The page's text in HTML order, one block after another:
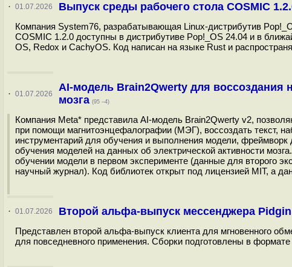
· 01.07.2026 Выпуск среды рабочего стола COSMIC
Компания System76, разрабатывающая Linux-дистрибутив
COSMIC 1.2.0 доступны в дистрибутиве Pop!_OS 24.04 и в
OS, Redox и CachyOS. Код написан на языке Rust и
· 01.07.2026
AI-модель Brain2Qwerty для воссоздания
мозга (95 –4)
Компания Meta* представила AI-модель Brain2Qwerty v2,
при помощи магнитоэнцефалографии (МЭГ), воссоздать текст,
инструментарий для обучения и выполнения модели,
обучения моделей на данных об электрической активности
обучении модели в первом эксперименте (данные для второго
научный журнал). Код библиотек открыт под лицензией MIT, а
· 01.07.2026 Второй альфа-выпуск мессенджера
Представлен второй альфа-выпуск клиента для мгновенного
для повседневного применения. Сборки подготовлены в